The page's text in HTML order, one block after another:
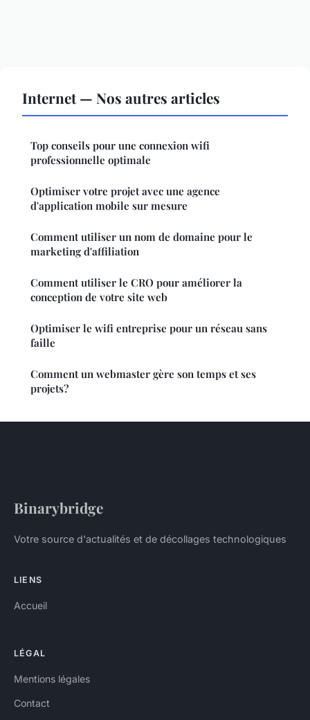
Internet — Nos autres articles
Top conseils pour une connexion wifi
professionnelle optimale
Optimiser votre projet avec une agence
d'application mobile sur mesure
Comment utiliser un nom de domaine pour le
marketing d'affiliation
Comment utiliser le CRO pour améliorer la
conception de votre site web
Optimiser le wifi entreprise pour un réseau sans
faille
Comment un webmaster gère son temps et ses
projets?
Binarybridge
Votre source d'actualités et de décollages technologiques
LIENS
Accueil
LÉGAL
Mentions légales
Contact